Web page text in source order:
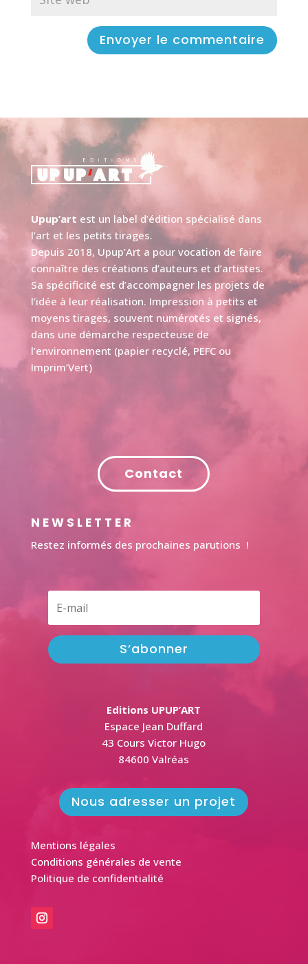
Upup’art est un label d’édition spécialisé dans
l’art et les petits tirages.
Depuis 2018, Upup’Art a pour vocation de faire
connaître des créations d’auteurs et d’artistes.
Sa spécificité est d’accompagner les projets de
l’idée à leur réalisation. Impression à petits et
moyens tirages, souvent numérotés et signés,
dans une démarche respecteuse de
l’environnement (papier recyclé, PEFC ou
Imprim’Vert)
Contact
NEWSLETTER
Restez informés des prochaines parutions !
S’abonner
Editions UPUP’ART
Espace Jean Duffard
43 Cours Victor Hugo
84600 Valréas
Nous adresser un projet
Mentions légales
Conditions générales de vente
Politique de confidentialité